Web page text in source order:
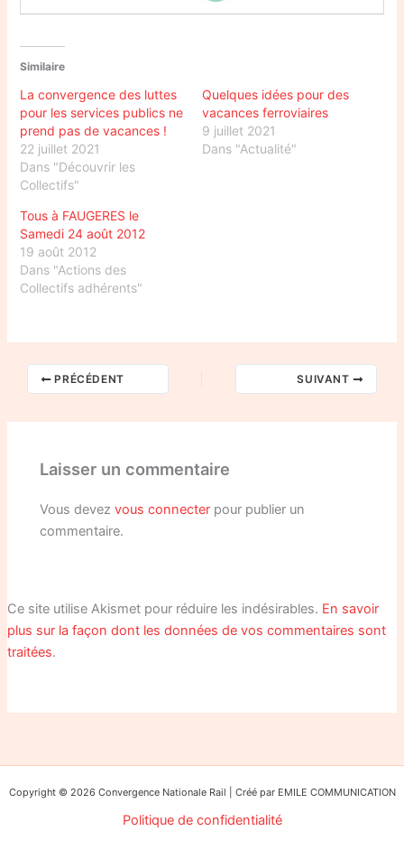
Similaire
La convergence des luttes
pour les services publics ne
prend pas de vacances !
22 juillet 2021
Dans "Découvrir les
Collectifs"
Quelques idées pour des
vacances ferroviaires
9 juillet 2021
Dans "Actualité"
Tous à FAUGERES le
Samedi 24 août 2012
19 août 2012
Dans "Actions des
Collectifs adhérents"
PRÉCÉDENT SUIVANT
Laisser un commentaire
Vous devezvous connecter pour publier un
commentaire.
Ce site utilise Akismet pour réduire les indésirables. En savoir
plus sur la façon dont les données de vos commentaires sont
traitées.
Copyright © 2026 Convergence Nationale Rail | Créé par EMILE COMMUNICATION
Politique de confidentialité